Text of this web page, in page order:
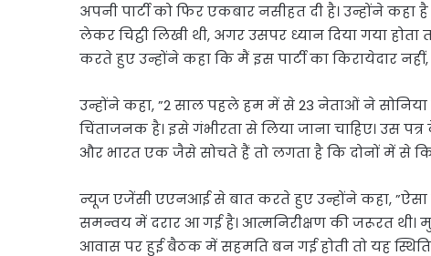
अपनी पार्टी को फिर एकबार नसीहत दी है। उन्होंने कहा
लेकर चिट्ठी लिखी थी, अगर उसपर ध्यान दिया गया
करते हुए उन्होंने कहा कि मैं इस पार्टी का किरायेदार
उन्होंने कहा, ”2 साल पहले हम में से 23 नेताओं ने सोनिया
चिंताजनक है। इसे गंभीरता से लिया जाना चाहिए। उस
और भारत एक जैसे सोचते हैं तो लगता है कि दोनों में से
न्यूज एजेंसी एएनआई से बात करते हुए उन्होंने कहा, ”ऐसा
समन्वय में दरार आ गई है। आत्मनिरीक्षण की जरूरत थी।
आवास पर हुई बैठक में सहमति बन गई होती तो यह